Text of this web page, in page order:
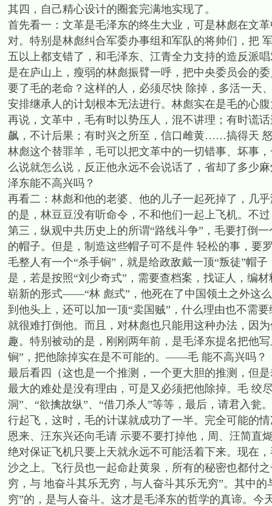
其四，自己精心设计的圈套完满地实现了。
首先看一：文革是毛泽东的终生大业，可是林彪在文
对。特别是林彪纠合军委办事组和军队的将帅们，把
五以上都支错了，和毛泽东、江青全力支持的造反派
是在庐山上，瘦弱的林彪振臂一呼，把中央委员会的
要了毛的老命？这样的人，必须尽快 除掉，多活一天
安排继承人的计划根本无法进行。林彪实在是毛的心
再说，文革中，毛有时以势压人，混不讲理；有时谎
飙，不计后果；有时兴之所至，信口雌黄……搞得天
林彪这个替罪羊，毛可以把文革中的一切错事、坏事
么说就怎么说，反正他永远不会说话了，省却了多少
泽东能不高兴吗？
再看二：林彪和他的老婆、他的儿子一起死掉了，几
的是，林豆豆没有听命令，不和他们一起上飞机。
第三，纵观中共历史上的所谓“路线斗争”，毛要打倒
的帽子。但是，制造这些帽子可不是件 轻松的事，要
毛整人有一个“杀手锏”，就是给政敌戴一顶“叛徒”帽
是，若是按照“刘少奇式”，需要查档案，找证人，编
崭新的形式——“林 彪式”，他死在了中国领土之外这
到他头上，还可以加一顶“卖国贼”，什么理由也不需
就很难打倒他。而且，对林彪也只能用这种办法，因
趣。特别被动的是，刚刚两年前，是毛泽东提名把他
锏”，把他除掉实在是不可能的。——毛 能不高兴吗？
最后看四（这也是一个推测，一个更大胆的推测，但
最大的难处是没有理由，可是又必须把他除掉。毛 绞
洞”、“欲擒故纵”、“借刀杀人”等等，最后，请君入
行起飞，这时，毛的计谋就成功了一半。完全可能的
恩来、汪东兴还向毛请 示要不要打掉他，周、汪简直
绝对保证飞机只要上天就永远不可能活着下来。现在
沙之上。飞行员也一起命赴黄泉，所有的秘密也都付
穷，与 地奋斗其乐无穷，与人奋斗其乐无穷”。其中
穷”的，是与人奋斗。这才是毛泽东的哲学的真谛。